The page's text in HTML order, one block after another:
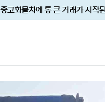
중고화물차에 통 큰 거래가 시작